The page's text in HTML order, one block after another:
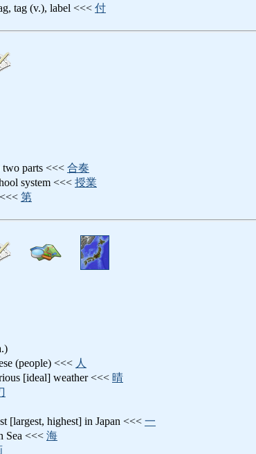
tag (v.), label <<< 付
parts <<< 合奏
system <<< 授業
第
(people) <<< 人
[ideal] weather <<< 晴
highest] in Japan <<< 一
Sea <<< 海